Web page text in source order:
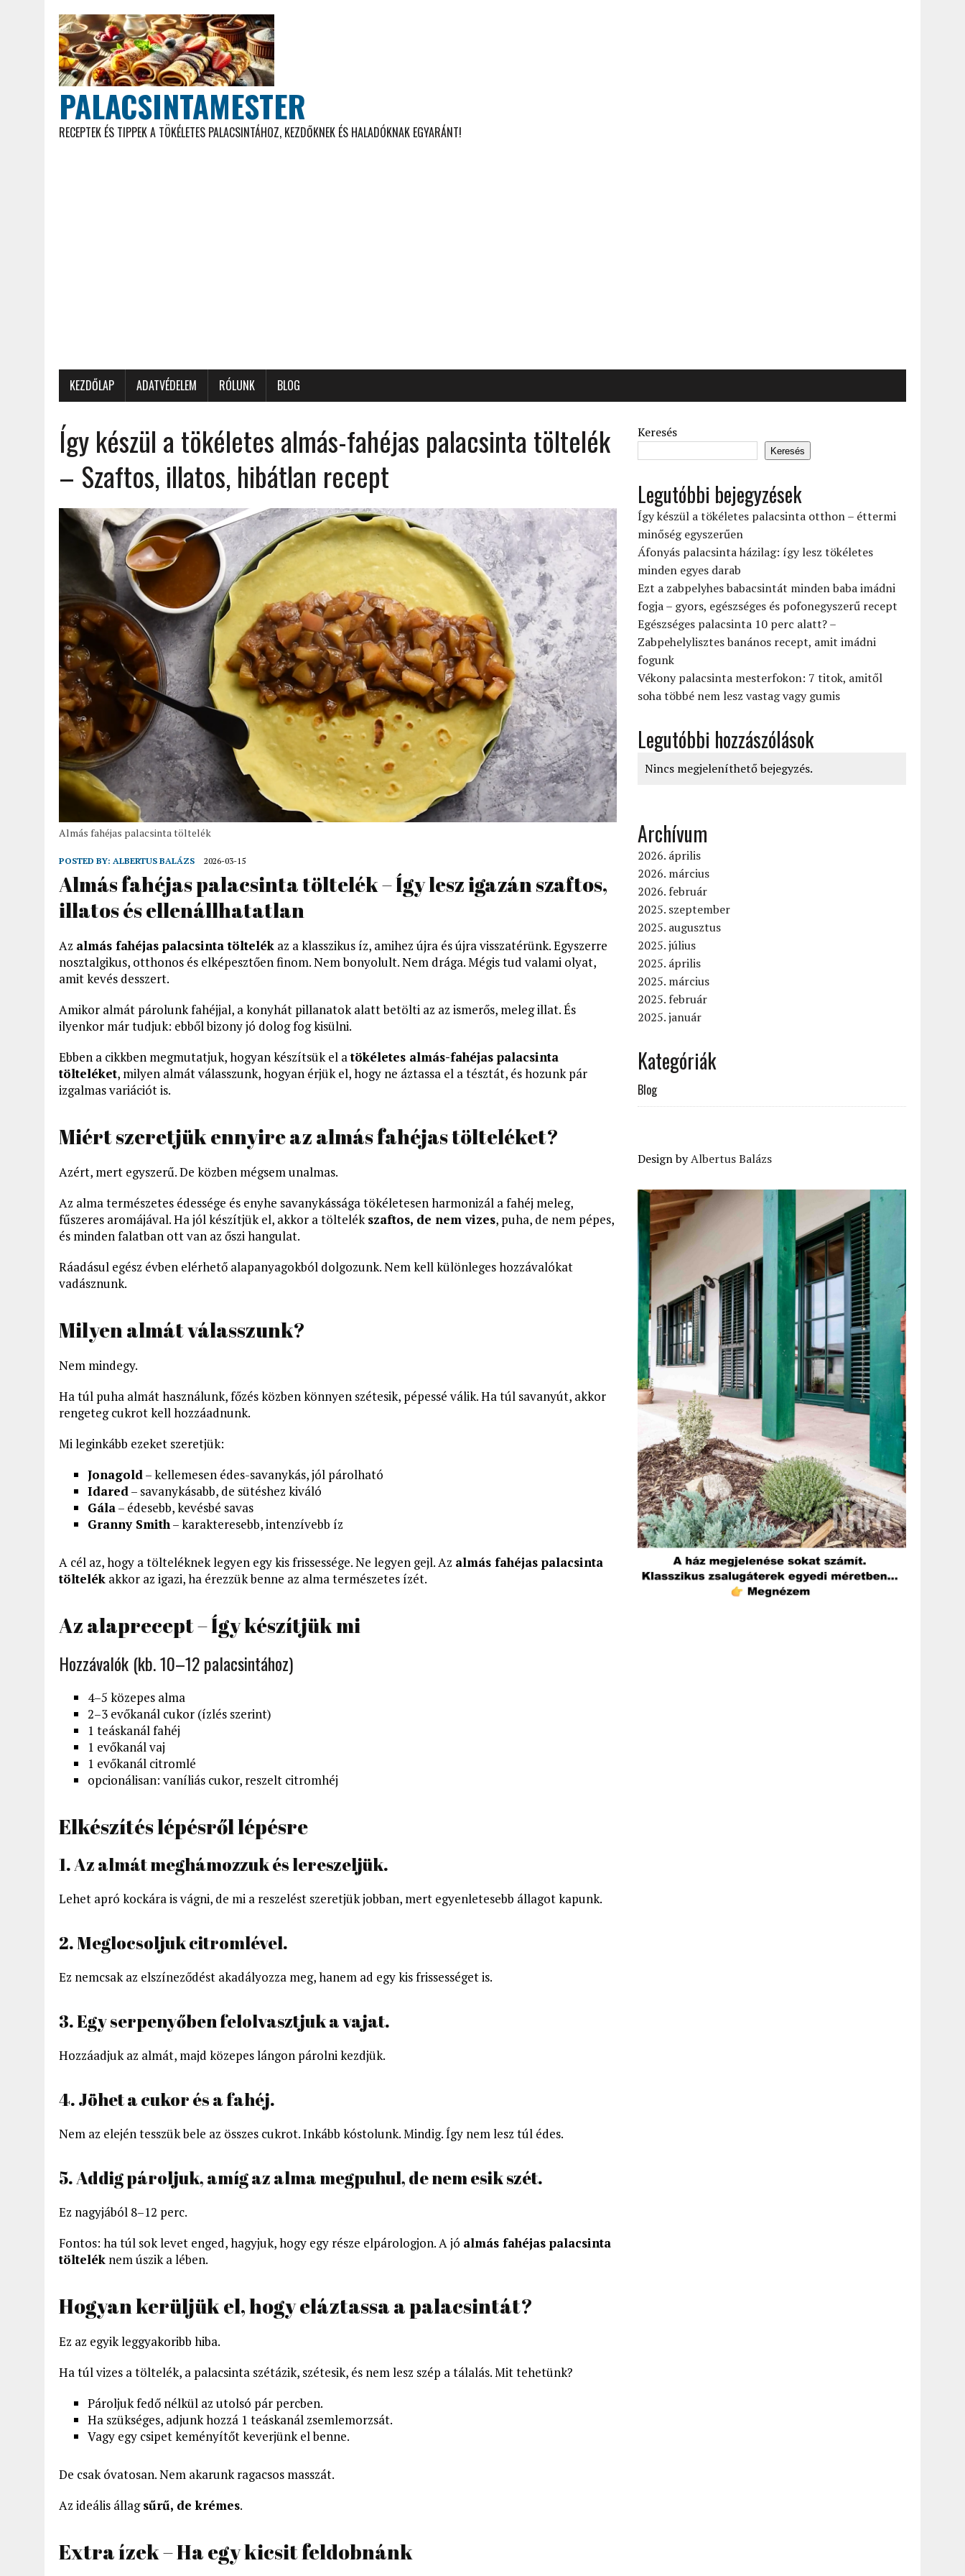
PALACSINTAMESTER
RECEPTEK ÉS TIPPEK A TÖKÉLETES PALACSINTÁHOZ, KEZDŐKNEK ÉS HALADÓKNAK EGYARÁNT!
KEZDŐLAP ADATVÉDELEM RÓLUNK BLOG
Így készül a tökéletes almás-fahéjas palacsinta töltelék
– Szaftos, illatos, hibátlan recept
Almás fahéjas palacsinta töltelék
POSTED BY: ALBERTUS BALÁZS 2026-03-15
Almás fahéjas palacsinta töltelék – Így lesz igazán szaftos,
illatos és ellenállhatatlan
Az almás fahéjas palacsinta töltelék az a klasszikus íz, amihez újra és újra visszatérünk. Egyszerre
nosztalgikus, otthonos és elképesztően finom. Nem bonyolult. Nem drága. Mégis tud valami olyat,
amit kevés desszert.
Amikor almát párolunk fahéjjal, a konyhát pillanatok alatt betölti az az ismerős, meleg illat. És
ilyenkor már tudjuk: ebből bizony jó dolog fog kisülni.
Ebben a cikkben megmutatjuk, hogyan készítsük el atökéletes almás-fahéjas palacsinta
tölteléket, milyen almát válasszunk, hogyan érjük el, hogy ne áztassa el a tésztát, és hozunk pár
izgalmas variációt is.
Miért szeretjük ennyire az almás fahéjas tölteléket?
Azért, mert egyszerű. De közben mégsem unalmas.
Az alma természetes édessége és enyhe savanykássága tökéletesen harmonizál a fahéj meleg,
fűszeres aromájával. Ha jól készítjük el, akkor a töltelékszaftos, de nem vizes, puha, de nem pépes,
és minden falatban ott van az őszi hangulat.
Ráadásul egész évben elérhető alapanyagokból dolgozunk. Nem kell különleges hozzávalókat
vadásznunk.
Milyen almát válasszunk?
Nem mindegy.
Ha túl puha almát használunk, főzés közben könnyen szétesik, pépessé válik. Ha túl savanyút, akkor
rengeteg cukrot kell hozzáadnunk.
Mi leginkább ezeket szeretjük:
Jonagold– kellemesen édes-savanykás, jól párolható
Idared– savanykásabb, de sütéshez kiváló
Gála– édesebb, kevésbé savas
Granny Smith– karakteresebb, intenzívebb íz
A cél az, hogy a tölteléknek legyen egy kis frissessége. Ne legyen gejl. Az almás fahéjas palacsinta
töltelék akkor az igazi, ha érezzük benne az alma természetes ízét.
Az alaprecept – Így készítjük mi
Hozzávalók (kb. 10–12 palacsintához)
4–5 közepes alma
2–3 evőkanál cukor (ízlés szerint)
1 teáskanál fahéj
1 evőkanál vaj
1 evőkanál citromlé
opcionálisan: vaníliás cukor, reszelt citromhéj
Elkészítés lépésről lépésre
1. Az almát meghámozzuk és lereszeljük.
Lehet apró kockára is vágni, de mi a reszelést szeretjük jobban, mert egyenletesebb állagot kapunk.
2. Meglocsoljuk citromlével.
Ez nemcsak az elszíneződést akadályozza meg, hanem ad egy kis frissességet is.
3. Egy serpenyőben felolvasztjuk a vajat.
Hozzáadjuk az almát, majd közepes lángon párolni kezdjük.
4. Jöhet a cukor és a fahéj.
Nem az elején tesszük bele az összes cukrot. Inkább kóstolunk. Mindig. Így nem lesz túl édes.
5. Addig pároljuk, amíg az alma megpuhul, de nem esik szét.
Ez nagyjából 8–12 perc.
Fontos: ha túl sok levet enged, hagyjuk, hogy egy része elpárologjon. A jó almás fahéjas palacsinta
töltelék nem úszik a lében.
Hogyan kerüljük el, hogy eláztassa a palacsintát?
Ez az egyik leggyakoribb hiba.
Ha túl vizes a töltelék, a palacsinta szétázik, szétesik, és nem lesz szép a tálalás. Mit tehetünk?
Pároljuk fedő nélkül az utolsó pár percben.
Ha szükséges, adjunk hozzá 1 teáskanál zsemlemorzsát.
Vagy egy csipet keményítőt keverjünk el benne.
De csak óvatosan. Nem akarunk ragacsos masszát.
Az ideális állagsűrű, de krémes.
Extra ízek – Ha egy kicsit feldobnánk
Keresés
Keresés
Legutóbbi bejegyzések
Így készül a tökéletes palacsinta otthon – éttermi
minőség egyszerűen
Áfonyás palacsinta házilag: így lesz tökéletes
minden egyes darab
Ezt a zabpelyhes babacsintát minden baba imádni
fogja – gyors, egészséges és pofonegyszerű recept
Egészséges palacsinta 10 perc alatt? –
Zabpehelylisztes banános recept, amit imádni
fogunk
Vékony palacsinta mesterfokon: 7 titok, amitől
soha többé nem lesz vastag vagy gumis
Legutóbbi hozzászólások
Nincs megjeleníthető bejegyzés.
Archívum
2026. április
2026. március
2026. február
2025. szeptember
2025. augusztus
2025. július
2025. április
2025. március
2025. február
2025. január
Kategóriák
Blog
Design byAlbertus Balázs